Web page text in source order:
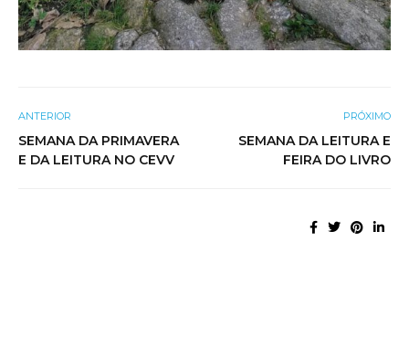
ANTERIOR
SEMANA DA PRIMAVERA
E DA LEITURA NO CEVV
PRÓXIMO
SEMANA DA LEITURA E
FEIRA DO LIVRO